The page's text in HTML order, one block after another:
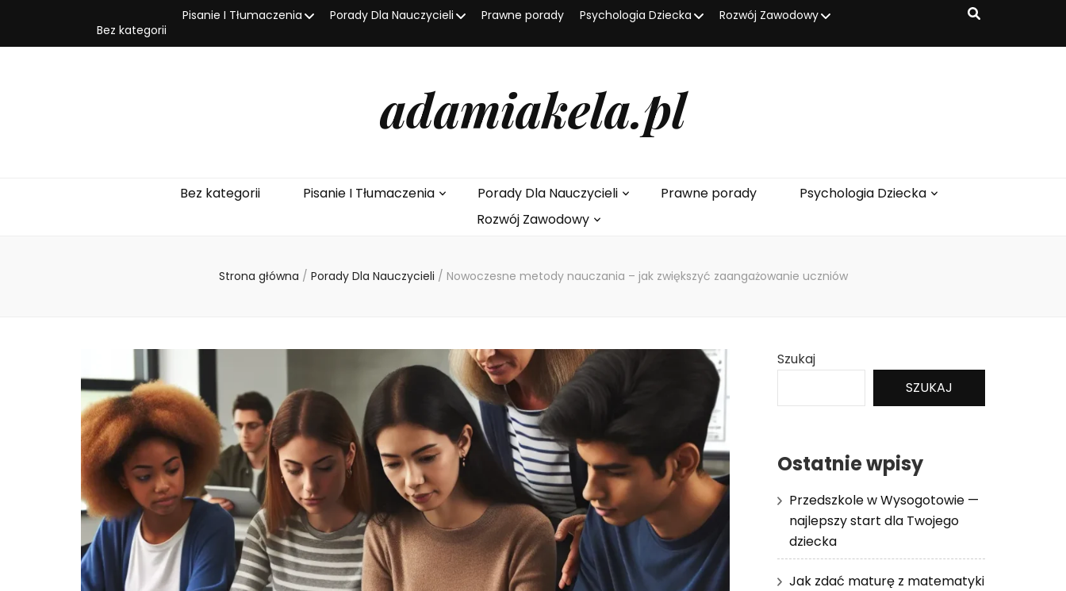
Bez kategorii
Pisanie I Tłumaczenia Porady Dla Nauczycieli Prawne porady Psychologia Dziecka Rozwój Zawodowy
adamiakela.pl
Bez kategorii Pisanie I Tłumaczenia Porady Dla Nauczycieli Prawne porady
Psychologia Dziecka
Rozwój Zawodowy
Strona główna / Porady Dla Nauczycieli / Nowoczesne metody nauczania – jak zwiększyć zaangażowanie uczniów
Szukaj
SZUKAJ
Ostatnie wpisy
Przedszkole w Wysogotowie —
najlepszy start dla Twojego
dziecka
Jak zdać maturę z matematyki